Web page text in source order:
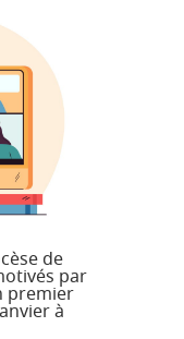
de
par
premier
à